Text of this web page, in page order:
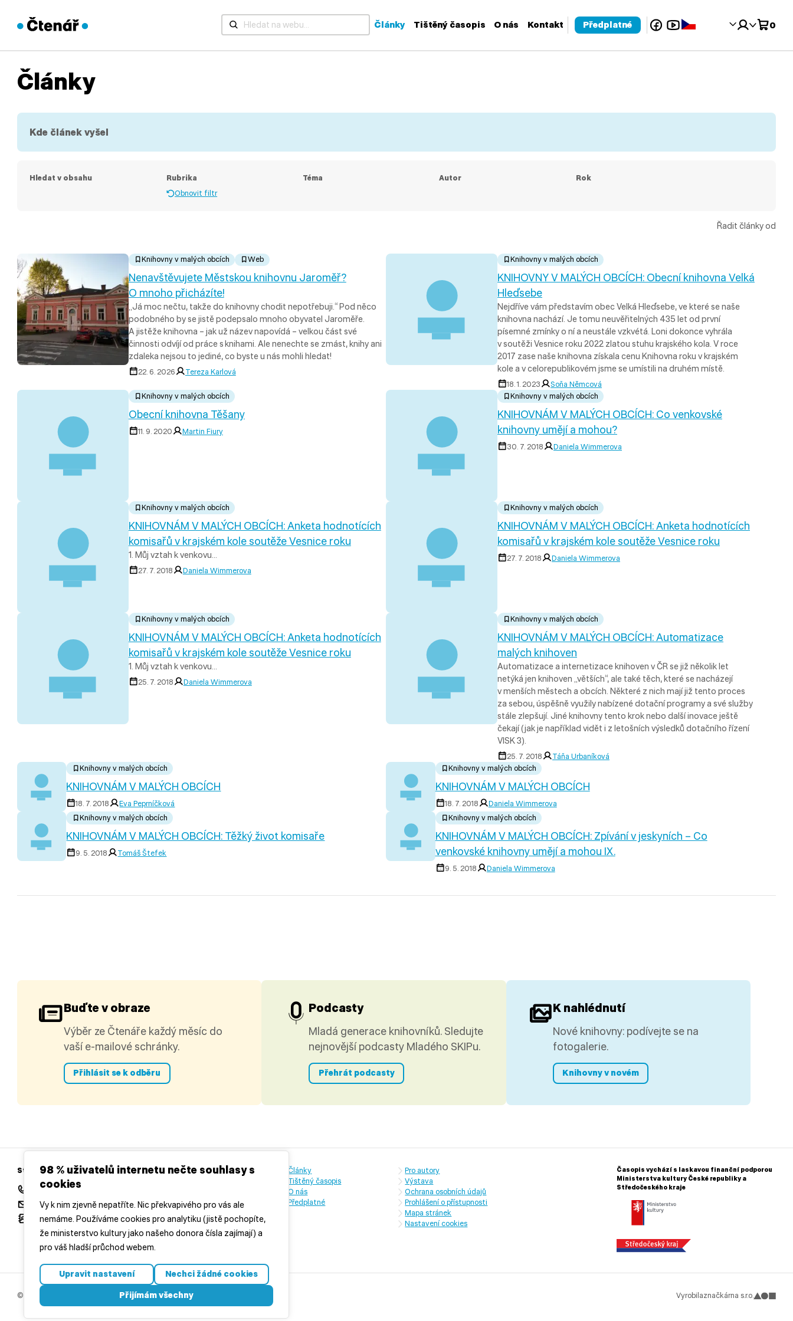
98 % uživatelů internetu nečte souhlasy s
cookies
Vy k nim zjevně nepatříte. Nic překvapivého pro vás ale
nemáme. Používáme cookies pro analytiku (jistě pochopíte,
že ministerstvo kultury jako našeho donora čísla zajímají) a
pro váš hladší průchod webem.
Upravit nastavení Nechci žádné cookies
Přijímám všechny
Články Tištěný časopis O nás Kontakt Předplatné Facebook
YouTube 0
Články
Kde článek vyšel
Hledat v obsahu Rubrika Téma Autor
Rok
Obnovit filtr
Řadit články od
Knihovny v malých obcích Web
Nenavštěvujete Městskou knihovnu Jaroměř?
O mnoho přicházíte!
„Já moc nečtu, takže do knihovny chodit nepotřebuji.“ Pod něco
podobného by se jistě podepsalo mnoho obyvatel Jaroměře.
A jistěže knihovna – jak už název napovídá – velkou část své
činnosti odvíjí od práce s knihami. Ale nenechte se zmást, knihy ani
zdaleka nejsou to jediné, co byste u nás mohli hledat!
22. 6. 2026 Tereza Karlová
Knihovny v malých obcích
KNIHOVNY V MALÝCH OBCÍCH: Obecní knihovna Velká
Hleďsebe
Nejdříve vám představím obec Velká Hleďsebe, ve které se naše
knihovna nachází. Je tomu neuvěřitelných 435 let od první
písemné zmínky o ní a neustále vzkvétá. Loni dokonce vyhrála
v soutěži Vesnice roku 2022 zlatou stuhu krajského kola. V roce
2017 zase naše knihovna získala cenu Knihovna roku v krajském
kole a v celorepublikovém jsme se umístili na druhém místě.
18. 1. 2023
Soňa Němcová
Knihovny v malých obcích
Obecní knihovna Těšany
11. 9. 2020 Martin Fiury
Knihovny v malých obcích
KNIHOVNÁM V MALÝCH OBCÍCH: Co venkovské
knihovny umějí a mohou?
30. 7. 2018 Daniela Wimmerova
Knihovny v malých obcích
KNIHOVNÁM V MALÝCH OBCÍCH: Anketa hodnotících
komisařů v krajském kole soutěže Vesnice roku
1. Můj vztah k venkovu…
27. 7. 2018 Daniela Wimmerova
Knihovny v malých obcích
KNIHOVNÁM V MALÝCH OBCÍCH: Anketa hodnotících
komisařů v krajském kole soutěže Vesnice roku
27. 7. 2018 Daniela Wimmerova
Knihovny v malých obcích
KNIHOVNÁM V MALÝCH OBCÍCH: Anketa hodnotících
komisařů v krajském kole soutěže Vesnice roku
1. Můj vztah k venkovu…
25. 7. 2018 Daniela Wimmerova
Knihovny v malých obcích
KNIHOVNÁM V MALÝCH OBCÍCH: Automatizace
malých knihoven
Automatizace a internetizace knihoven v ČR se již několik let
netýká jen knihoven „větších“, ale také těch, které se nacházejí
v menších městech a obcích. Některé z nich mají již tento proces
za sebou, úspěšně využily nabízené dotační programy a své služby
stále zlepšují. Jiné knihovny tento krok nebo další inovace ještě
čekají (jak je například vidět i z letošních výsledků dotačního řízení
VISK 3).
25. 7. 2018
Táňa Urbaníková
Knihovny v malých obcích
KNIHOVNÁM V MALÝCH OBCÍCH
18. 7. 2018 Eva Peprníčková
Knihovny v malých obcích
KNIHOVNÁM V MALÝCH OBCÍCH
18. 7. 2018
Daniela Wimmerova
Knihovny v malých obcích
KNIHOVNÁM V MALÝCH OBCÍCH: Těžký život komisaře
9. 5. 2018 Tomáš Štefek
Knihovny v malých obcích
KNIHOVNÁM V MALÝCH OBCÍCH: Zpívání v jeskyních – Co
venkovské knihovny umějí a mohou IX.
9. 5. 2018 Daniela Wimmerova
Buďte v obraze
Výběr ze Čtenáře každý měsíc do
vaší e-mailové schránky.
Přihlásit se k odběru
Podcasty
Mladá generace knihovníků. Sledujte
nejnovější podcasty Mladého SKIPu.
Přehrát podcasty
K nahlédnutí
Nové knihovny: podívejte se na
fotogalerie.
Knihovny v novém
Středočeská vědecká knihovna v Kladně
+420 312 813 154
redakce@casopisctenar.cz
Všechny kontakty
Články
Tištěný časopis
O nás
Předplatné
Pro autory
Výstava
Ochrana osobních údajů
Prohlášení o přístupnosti
Mapa stránek
Nastavení cookies
Časopis vychází s laskavou finanční podporou
Ministerstva kultury České republiky a
Středočeského kraje
© 2026 Středočeská vědecká knihovna v Kladně, příspěvková organizace Vyrobilaznačkárna s.r.o.